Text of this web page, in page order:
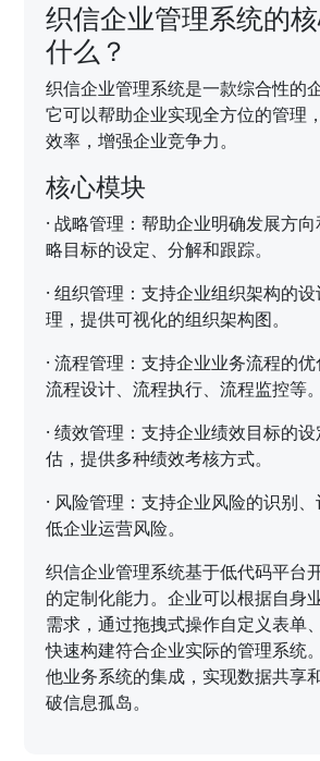
织信企业管理系统的
什么？
织信企业管理系统是一款综合性的
它可以帮助企业实现全方位的管理
效率，增强企业竞争力。
核心模块
·战略管理：帮助企业明确发展方
略目标的设定、分解和跟踪。
·组织管理：支持企业组织架构的
理，提供可视化的组织架构图。
·流程管理：支持企业业务流程的
流程设计、流程执行、流程监控等。
·绩效管理：支持企业绩效目标的
估，提供多种绩效考核方式。
· 风险管理：支持企业风险的识别
低企业运营风险。
织信企业管理系统基于低代码平台
的定制化能力。企业可以根据自身
需求，通过拖拽式操作自定义表单
快速构建符合企业实际的管理系统
他业务系统的集成，实现数据共享
破信息孤岛。